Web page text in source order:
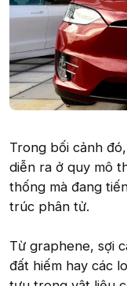
Trong bối cảnh
diễn ra ở quy mô
thống mà đang
trúc phân tử.
Từ graphene, sợi
đất hiếm hay các